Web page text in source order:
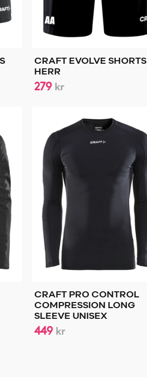
CRAFT EVOLVE SHORTS
HERR
279 kr
CRAFT PRO CONTROL
COMPRESSION LONG
SLEEVE UNISEX
449 kr